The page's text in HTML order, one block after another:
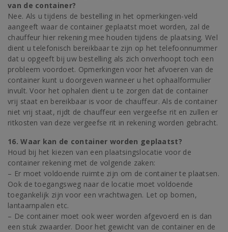
van de container?
Nee. Als u tijdens de bestelling in het opmerkingen-veld
aangeeft waar de container geplaatst moet worden, zal de
chauffeur hier rekening mee houden tijdens de plaatsing. Wel
dient u telefonisch bereikbaar te zijn op het telefoonnummer
dat u opgeeft bij uw bestelling als zich onverhoopt toch een
probleem voordoet. Opmerkingen voor het afvoeren van de
container kunt u doorgeven wanneer u het ophaalformulier
invult. Voor het ophalen dient u te zorgen dat de container
vrij staat en bereikbaar is voor de chauffeur. Als de container
niet vrij staat, rijdt de chauffeur een vergeefse rit en zullen er
ritkosten van deze vergeefse rit in rekening worden gebracht.
16. Waar kan de container worden geplaatst?
Houd bij het kiezen van een plaatsingslocatie voor de
container rekening met de volgende zaken:
– Er moet voldoende ruimte zijn om de container te plaatsen.
Ook de toegangsweg naar de locatie moet voldoende
toegankelijk zijn voor een vrachtwagen. Let op bomen,
lantaarnpalen etc.
– De container moet ook weer worden afgevoerd en is dan
een stuk zwaarder. Door het gewicht van de container en de